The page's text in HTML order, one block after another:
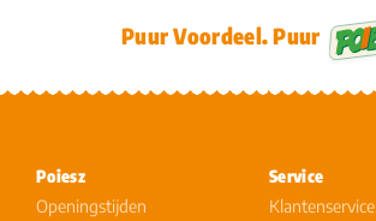
Puur Voordeel. Puur
Poiesz
Openingstijden
Service
Klantenservice